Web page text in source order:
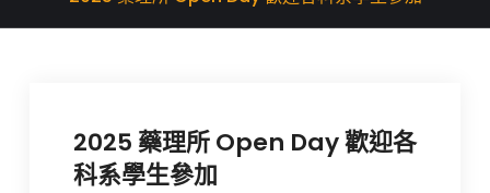
2025 藥理所 Open Day 歡迎各
科系學生參加